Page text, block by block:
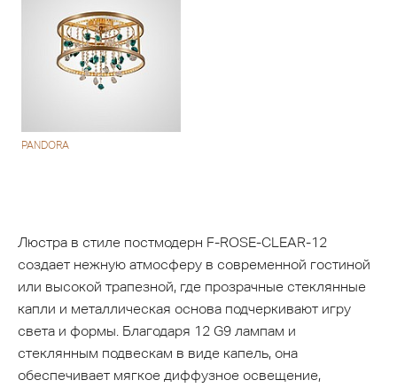
PANDORA
Люстра в стиле постмодерн F-ROSE-CLEAR-12
создает нежную атмосферу в современной гостиной
или высокой трапезной, где прозрачные стеклянные
капли и металлическая основа подчеркивают игру
света и формы. Благодаря 12 G9 лампам и
стеклянным подвескам в виде капель, она
обеспечивает мягкое диффузное освещение,